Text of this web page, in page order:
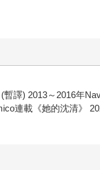
譯) 2013～2016年
連載《她的沈清》